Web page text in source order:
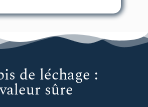
de léchage :
sûre